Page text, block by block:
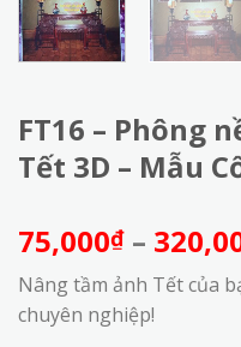
FT16 – Phông
Tết 3D – Mẫu
75,000₫ –
Nâng tầm ảnh Tết của
chuyên nghiệp!